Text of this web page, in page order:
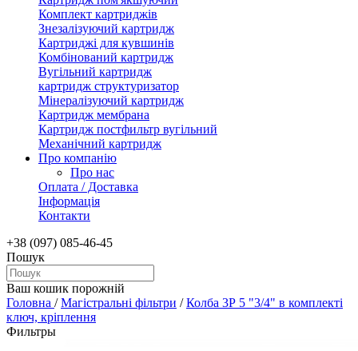
Комплект картриджів
Знезалізуючий картридж
Картриджі для кувшинів
Комбінований картридж
Вугільний картридж
картридж структуризатор
Мінералізуючий картридж
Картридж мембрана
Картридж постфильтр вугільний
Механічний картридж
Про компанію
Про нас
Оплата / Доставка
Інформація
Контакти
+38 (097) 085-46-45
Пошук
Ваш кошик порожній
Головна /Магістральні фільтри /Колба 3Р 5 "3/4" в комплекті
ключ, кріплення
Фильтры